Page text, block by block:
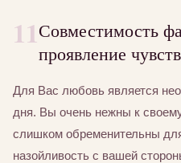
11Совместимость
проявление чувств
Для Вас любовь является
дня. Вы очень нежны к
слишком обременительны
назойливость с вашей